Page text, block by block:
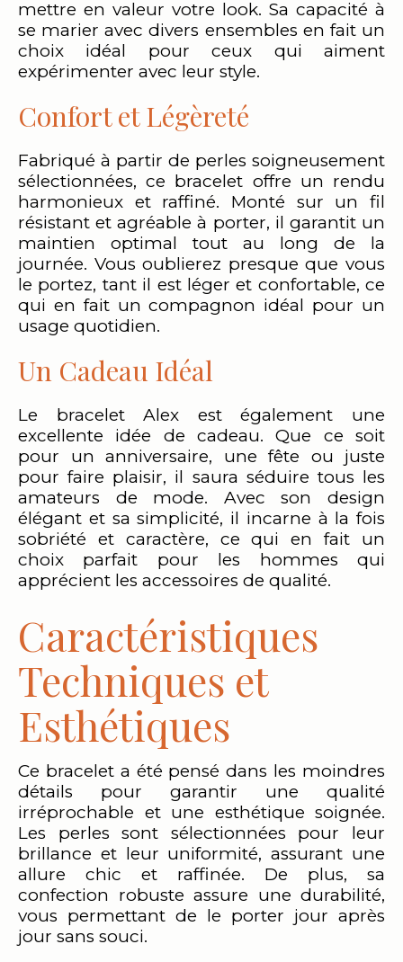
mettre en valeur votre look. Sa capacité à
se marier avec divers ensembles en fait un
choix idéal pour ceux qui aiment
expérimenter avec leur style.
Confort et Légèreté
Fabriqué à partir de perles soigneusement
sélectionnées, ce bracelet offre un rendu
harmonieux et raffiné. Monté sur un fil
résistant et agréable à porter, il garantit un
maintien optimal tout au long de la
journée. Vous oublierez presque que vous
le portez, tant il est léger et confortable, ce
qui en fait un compagnon idéal pour un
usage quotidien.
Un Cadeau Idéal
Le bracelet Alex est également une
excellente idée de cadeau. Que ce soit
pour un anniversaire, une fête ou juste
pour faire plaisir, il saura séduire tous les
amateurs de mode. Avec son design
élégant et sa simplicité, il incarne à la fois
sobriété et caractère, ce qui en fait un
choix parfait pour les hommes qui
apprécient les accessoires de qualité.
Caractéristiques
Techniques et
Esthétiques
Ce bracelet a été pensé dans les moindres
détails pour garantir une qualité
irréprochable et une esthétique soignée.
Les perles sont sélectionnées pour leur
brillance et leur uniformité, assurant une
allure chic et raffinée. De plus, sa
confection robuste assure une durabilité,
vous permettant de le porter jour après
jour sans souci.